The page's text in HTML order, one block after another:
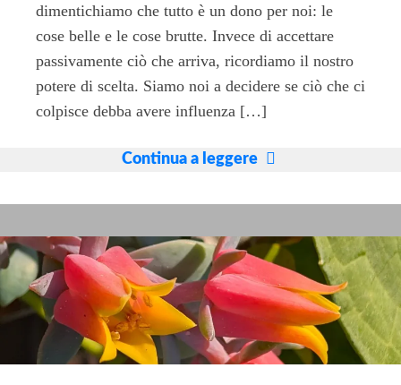
dimentichiamo che tutto è un dono per noi: le
cose belle e le cose brutte. Invece di accettare
passivamente ciò che arriva, ricordiamo il nostro
potere di scelta. Siamo noi a decidere se ciò che ci
colpisce debba avere influenza […]
Continua a leggere
un
nella
vita.